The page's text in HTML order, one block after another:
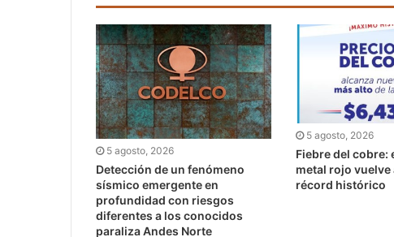
5 agosto, 2026
Detección de un fenómeno
sísmico emergente en
profundidad con riesgos
diferentes a los conocidos
paraliza Andes Norte
5 agosto, 2026
Fiebre del cobre:
metal rojo vuelve
récord histórico